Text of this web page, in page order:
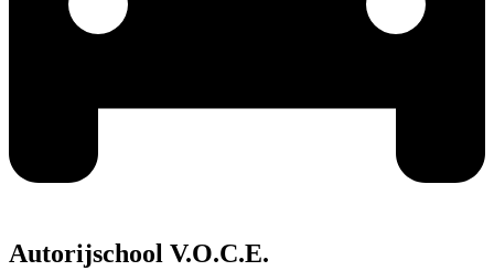
Autorijschool V.O.C.E.